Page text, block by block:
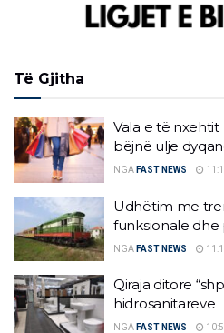
Të Gjitha
Vala e të
bëjnë ulje
NGA FAST NEWS
Udhëtim me
funksionale dhe
NGA FAST NEWS
Qiraja ditore
hidrosanitareve
NGA FAST NEWS